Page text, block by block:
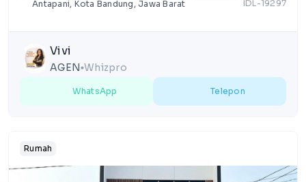
Antapani, Kota Bandung, Jawa Barat IDL-19297
Vivi
AGEN lensWhizpro
WhatsApp Telepon
Rumah